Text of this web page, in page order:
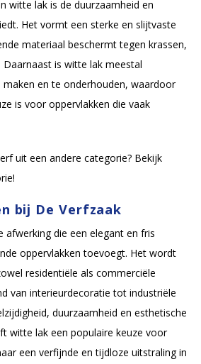
witte lak is de duurzaamheid en
Het vormt een sterke en slijtvaste
materiaal beschermt tegen krassen,
Daarnaast is witte lak meestal
en te onderhouden, waardoor
is voor oppervlakken die vaak
uit een andere categorie? Bekijk
bij De Verfzaak
afwerking die een elegant en fris
oppervlakken toevoegt. Het wordt
residentiële als commerciële
van interieurdecoratie tot industriële
duurzaamheid en esthetische
witte lak een populaire keuze voor
een verfijnde en tijdloze uitstraling in